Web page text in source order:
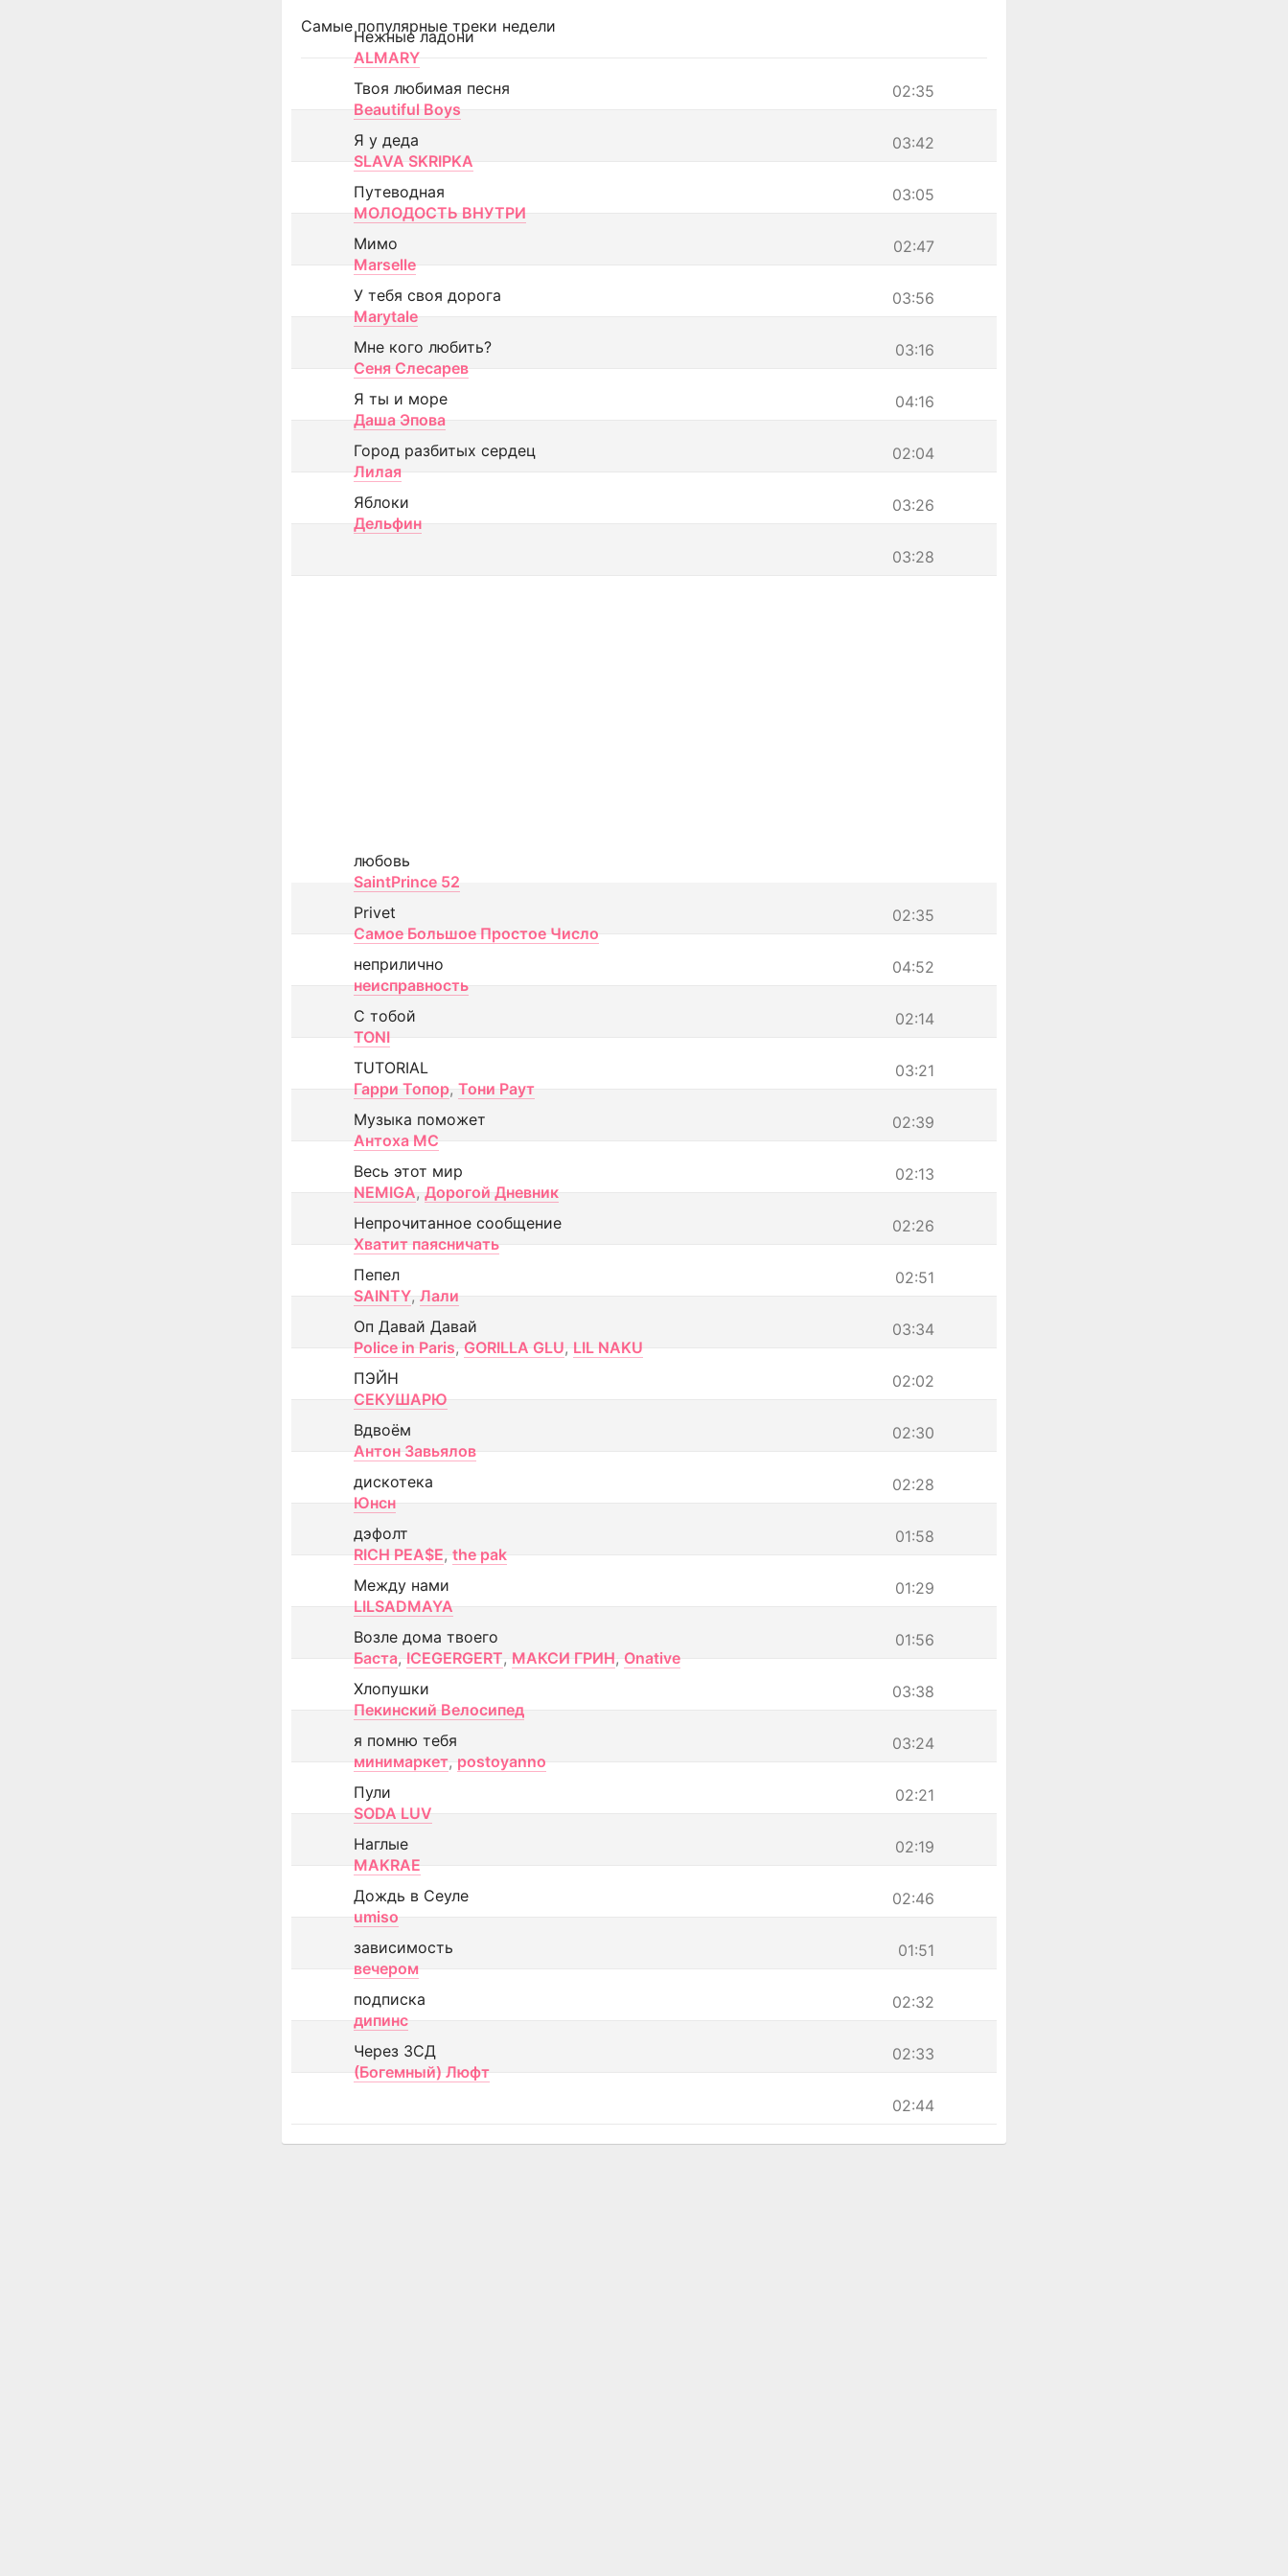
Самые популярные треки недели
Нежные ладони
ALMARY
02:35
Твоя любимая песня
Beautiful Boys
03:42
Я у деда
SLAVA SKRIPKA
03:05
Путеводная
МОЛОДОСТЬ ВНУТРИ
02:47
Мимо
Marselle
03:56
У тебя своя дорога
Marytale
03:16
Мне кого любить?
Сеня Слесарев
04:16
Я ты и море
Даша Эпова
02:04
Город разбитых сердец
Лилая
03:26
Яблоки
Дельфин
03:28
любовь
SaintPrince 52
02:35
Privet
Самое Большое Простое Число
04:52
неприлично
неисправность
02:14
С тобой
TONI
03:21
TUTORIAL
Гарри Топор, Тони Раут
02:39
Музыка поможет
Антоха МС
02:13
Весь этот мир
NEMIGA, Дорогой Дневник
02:26
Непрочитанное сообщение
Хватит паясничать
02:51
Пепел
SAINTY, Лали
03:34
Оп Давай Давай
Police in Paris, GORILLA GLU, LIL NAKU
02:02
ПЭЙН
СЕКУШАРЮ
02:30
Вдвоём
Антон Завьялов
02:28
дискотека
Юнсн
01:58
дэфолт
RICH PEA$E, the pak
01:29
Между нами
LILSADMAYA
01:56
Возле дома твоего
Баста, ICEGERGERT, МАКСИ ГРИН, Onative
03:38
Хлопушки
Пекинский Велосипед
03:24
я помню тебя
минимаркет, postoyanno
02:21
Пули
SODA LUV
02:19
Наглые
MAKRAE
02:46
Дождь в Сеуле
umiso
01:51
зависимость
вечером
02:32
подписка
дипинс
02:33
Через ЗСД
(Богемный) Люфт
02:44